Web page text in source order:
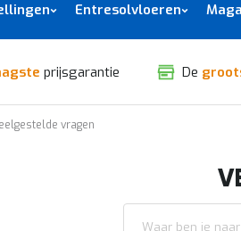
Entresolvloeren
prijsgarantie De
vragen